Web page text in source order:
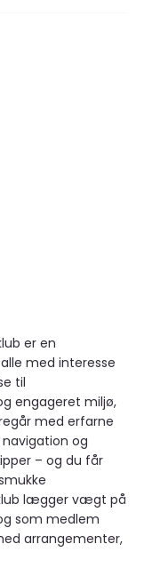
er en
med interesse
til
engageret miljø,
med erfarne
og
– og du får
lægger vægt på
som medlem
arrangementer,